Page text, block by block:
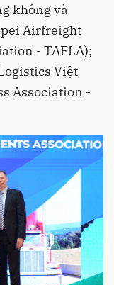
không và
Airfreight
- TAFLA);
Việt
Association -